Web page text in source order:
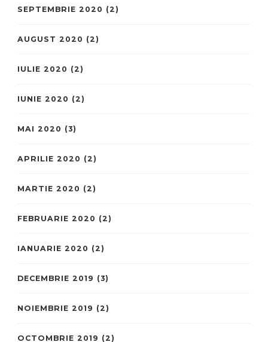
SEPTEMBRIE 2020 (2)
AUGUST 2020 (2)
IULIE 2020 (2)
IUNIE 2020 (2)
MAI 2020 (3)
APRILIE 2020 (2)
MARTIE 2020 (2)
FEBRUARIE 2020 (2)
IANUARIE 2020 (2)
DECEMBRIE 2019 (3)
NOIEMBRIE 2019 (2)
OCTOMBRIE 2019 (2)